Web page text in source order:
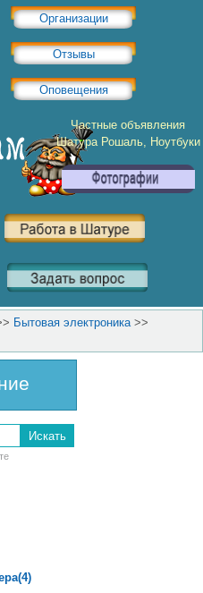
Организации
Отзывы
Оповещения
Частные объявления
Шатура Рошаль, Ноутбуки
Бытовая электроника>>